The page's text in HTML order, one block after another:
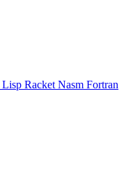
Lisp Racket Nasm Fortran